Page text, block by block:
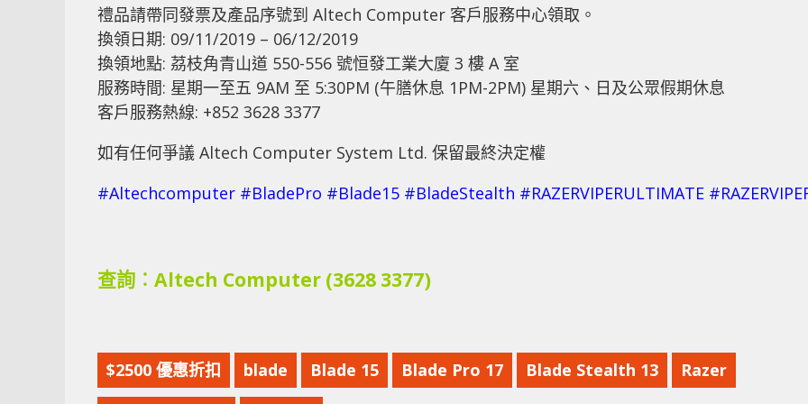
禮品請帶同發票及產品序號到 Altech Computer 客戶服務中心領取。
換領日期: 09/11/2019 – 06/12/2019
換領地點: 茘枝角青山道 550-556 號恒發工業大廈 3 樓 A 室
服務時間: 星期一至五 9AM 至 5:30PM (午膳休息 1PM-2PM) 星期六、日及公眾假期休息
客戶服務熱線: +852 3628 3377
如有任何爭議 Altech Computer System Ltd. 保留最終決定權
#Altechcomputer #BladePro #Blade15 #BladeStealth #RAZERVIPERULTIMATE #
查詢︰ Altech Computer (3628 3377)
$2500 優惠折扣 blade Blade 15 Blade Pro 17 Blade Stealth 13 Razer